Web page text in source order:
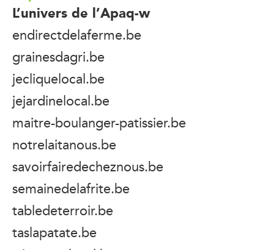
L’univers de l’Apaq-w
endirectdelaferme.be
grainesdagri.be
jecliquelocal.be
jejardinelocal.be
maitre-boulanger-patissier.be
notrelaitanous.be
savoirfairedecheznous.be
semainedelafrite.be
tabledeterroir.be
taslapatate.be